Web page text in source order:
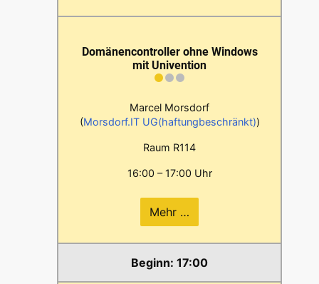
Domänencontroller ohne Windows
mit Univention
Marcel Morsdorf
(Morsdorf.IT UG(haftungbeschränkt))
Raum R114
16:00 – 17:00 Uhr
Mehr …
17:00